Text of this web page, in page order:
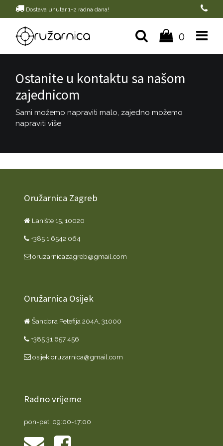
Dostava unutar 1-2 radna dana!
0
Ostanite u kontaktu sa našom
zajednicom
Sami možemo napraviti malo, zajedno možemo
napraviti više
Oružarnica Zagreb
Lanište 15, 10020
+385 1 6542 064
oruzarnicazagreb@gmail.com
Oružarnica Osijek
Šandora Petefija 204A, 31000
+385 31 657 456
osijek.oruzarnica@gmail.com
Radno vrijeme
pon-pet: 09:00-17:00